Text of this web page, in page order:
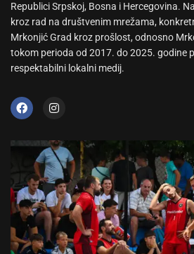
Republici Srpskoj, Bosna i Hercegovina.
kroz rad na društvenim mrežama,
Mrkonjić Grad kroz prošlost, odnosno
tokom perioda od 2017. do 2025. godine
respektabilni lokalni medij.